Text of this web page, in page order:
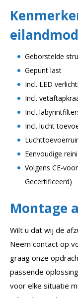
Geborstelde
Gepunt last
Incl. LED
Incl.
Incl.
Incl. lucht
Eenvoudige
Volgens CE-
Gecertificeerd)
Montage
Wilt u dat wij de
Neem contact op
graag onze
passende
voor elke situatie